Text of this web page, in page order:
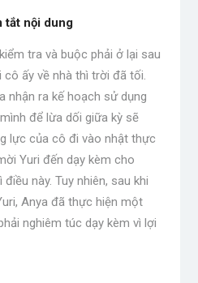
tắt nội dung
tra và buộc phải ở lại sau
ấy về nhà thì trời đã tối.
nhận ra kế hoạch sử dụng
để lừa dối giữa kỳ sẽ
lực của cô đi vào nhật thực
Yuri đến dạy kèm cho
này. Tuy nhiên, sau khi
Anya đã thực hiện một
nghiêm túc dạy kèm vì lợi